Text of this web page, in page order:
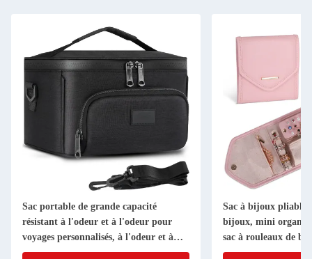
Sac portable de grande capacité
résistant à l'odeur et à l'odeur pour
voyages personnalisés, à l'odeur et à
l'odeur, avec bandes d'épaule
Sac à bijoux pliable
bijoux, mini
sac à rouleaux de
cm